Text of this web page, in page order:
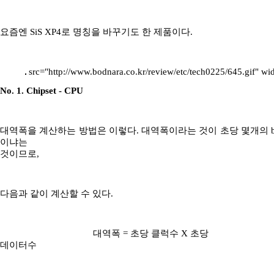
요즘엔 SiS XP4로 명칭을 바꾸기도 한 제품이다.
src="http://www.bodnara.co.kr/review/etc/tech0225/645.gif"
No. 1. Chipset - CPU
대역폭을 계산하는 방법은 이렇다. 대역폭이라는 것이 초당 몇개의
이냐는
것이므로,
다음과 같이 계산할 수 있다.
대역폭 = 초당 클럭수 X 초당
데이터수